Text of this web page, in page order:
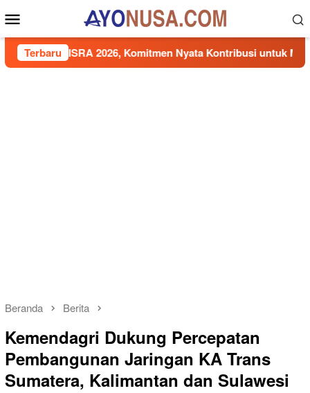
ke
kontenMobile
Terbaru
2026, Komitmen Nyata Kontribusi untuk Masyarakat
Beranda Berita
Kemendagri Dukung Percepatan
Pembangunan Jaringan KA Trans
Sumatera, Kalimantan dan Sulawesi